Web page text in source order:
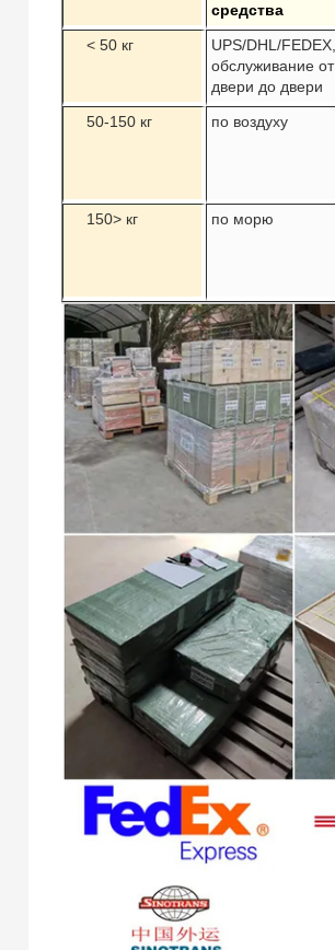
средства
< 50 кг
UPS/DHL/FEDEX,
обслуживание от
двери до двери
50-150 кг по воздуху
150> кг
по морю